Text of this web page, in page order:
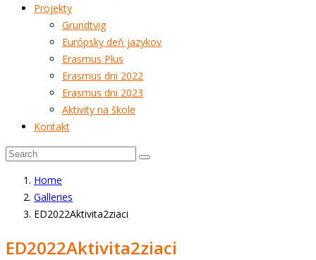
Projekty
Grundtvig
Európsky deň jazykov
Erasmus Plus
Erasmus dni 2022
Erasmus dni 2023
Aktivity na škole
Kontakt
Home
Galleries
ED2022Aktivita2ziaci
ED2022Aktivita2ziaci